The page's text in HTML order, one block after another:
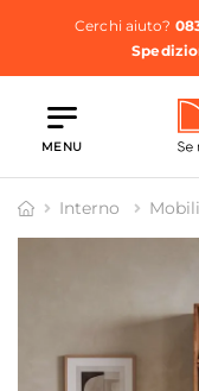
Cerchi aiuto?
MENU
Interno